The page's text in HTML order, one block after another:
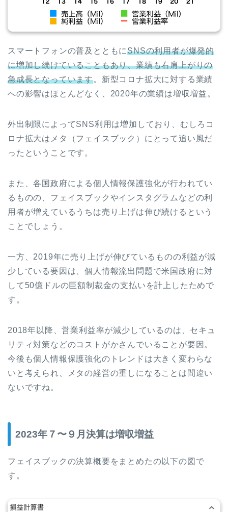
スマートフォンの普及とともにSNSの利用者が爆発的
に増加し続けていることもあり、業績も右肩上がりの
急成長となっています。新型コロナ拡大に対する業績
への影響はほとんどなく、2020年の業績は増収増益 。
外出制限によってSNS利用は増加しており、むしろコ
ロナ拡大はメタ（フェイスブック）にとって追い風だ
ったということです。
また、各国政府による個人情報保護強化が行われてい
るものの、フェイスブックやインスタグラムなどの利
用者が増えているうちは売り上げは伸び続けるという
ことでしょう。
一方、2019年に売り上げが伸びているものの利益が減
少している要因は、個人情報流出問題で米国政府に対
して50億ドルの巨額制裁金の支払いを計上したためで
す。
2018年以降、営業利益率が減少しているのは、セキュ
リティ対策などのコストがかさんでいることが要因。
今後も個人情報保護強化のトレンドは大きく変わらな
いと考えられ、メタの経営の重しになることは間違い
ないですね。
2023年７〜９月決算は増収増益
フェイスブックの決算概要をまとめたの以下の図で
す。